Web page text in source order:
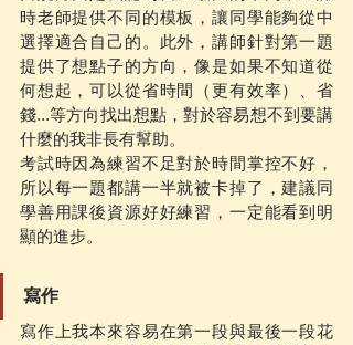
時老師提供不同的模板，讓同學能夠從中
選擇適合自己的。此外，講師針對第一題
提供了想點子的方向，像是如果不知道從
何想起，可以從省時間（更有效率）、省
錢...等方向找出想點，對於容易想不到要講
什麼的我非長有幫助。
考試時因為練習不足對於時間掌控不好，
所以每一題都講一半就被卡掉了，建議同
學善用課後資源好好練習，一定能看到明
顯的進步。
寫作
寫作上我本來容易在第一段與最後一段花